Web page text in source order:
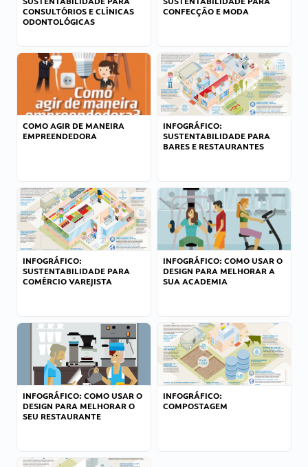
CONSULTÓRIOS E CLÍNICAS
ODONTOLÓGICAS
CONFECÇÃO E MODA
COMO AGIR DE MANEIRA
EMPREENDEDORA
INFOGRÁFICO:
SUSTENTABILIDADE PARA
BARES E RESTAURANTES
INFOGRÁFICO:
SUSTENTABILIDADE PARA
COMÉRCIO VAREJISTA
INFOGRÁFICO: COMO USAR O
DESIGN PARA MELHORAR A
SUA ACADEMIA
INFOGRÁFICO: COMO USAR O
DESIGN PARA MELHORAR O
SEU RESTAURANTE
INFOGRÁFICO:
COMPOSTAGEM